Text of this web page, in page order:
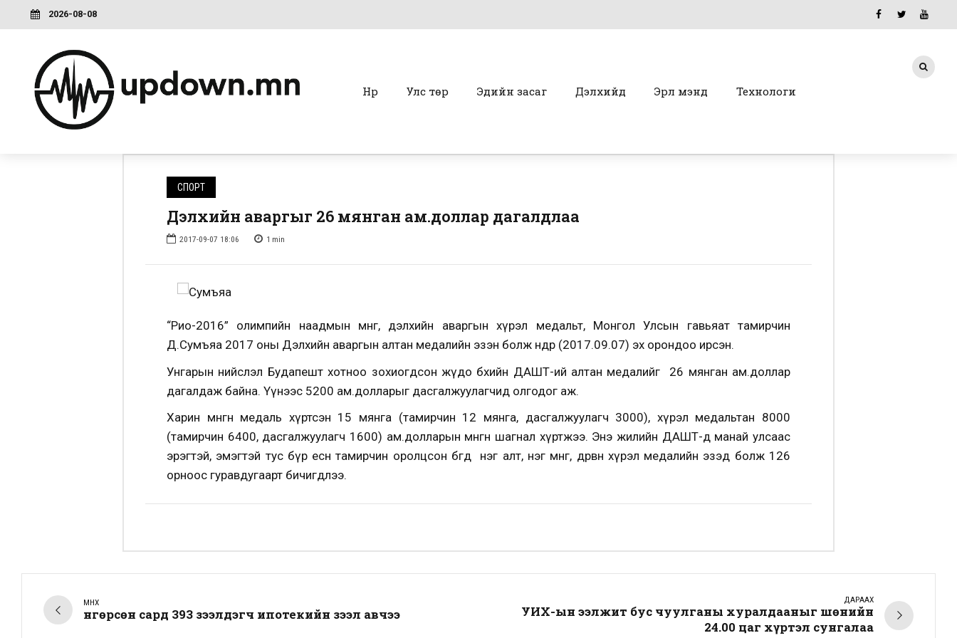
2026-08-08
Нүүр Улс төр Эдийн засаг Дэлхийд Эрүүл мэнд Технологи
СПОРТ
Дэлхийн аваргыг 26 мянган ам.доллар дагалдлаа
2017-09-07 18:06 1 min
“Рио-2016” олимпийн наадмын мөнгө, дэлхийн аваргын хүрэл медальт, Монгол Улсын гавьяат тамирчин
Д.Сумъяа 2017 оны Дэлхийн аваргын алтан медалийн эзэн болж өнөөдөр (2017.09.07) эх орондоо ирсэн.
Унгарын нийслэл Будапешт хотноо зохиогдсон жүдо бөхийн ДАШТ-ий алтан медалийг 26 мянган ам.доллар
дагалдаж байна. Үүнээс 5200 ам.долларыг дасгалжуулагчид олгодог аж.
Харин мөнгөн медаль хүртсэн 15 мянга (тамирчин 12 мянга, дасгалжуулагч 3000), хүрэл медальтан 8000
(тамирчин 6400, дасгалжуулагч 1600) ам.долларын мөнгөн шагнал хүртжээ. Энэ жилийн ДАШТ-д манай улсаас
эрэгтэй, эмэгтэй тус бүр есөн тамирчин оролцсон бөгөөд нэг алт, нэг мөнгө, дөрвөн хүрэл медалийн эзэд болж 126
орноос гуравдугаарт бичигдлээ.
ӨМНӨХ
Өнгөрсөн сард 393 зээлдэгч ипотекийн зээл авчээ
ДАРААХ
УИХ-ын ээлжит бус чуулганы хуралдааныг шөнийн
24.00 цаг хүртэл сунгалаа